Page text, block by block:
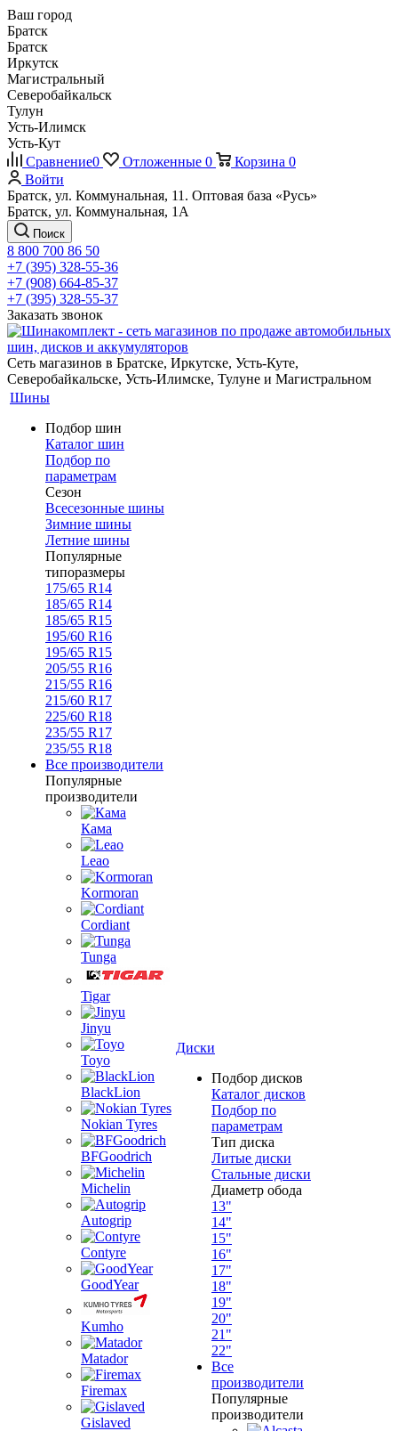
Ваш город
Братск
Братск
Иркутск
Магистральный
Северобайкальск
Тулун
Усть-Илимск
Усть-Кут
Сравнение0 Отложенные 0 Корзина 0
Войти
Братск, ул. Коммунальная, 11. Оптовая база «Русь»
Братск, ул. Коммунальная, 1А
Поиск
8 800 700 86 50
+7 (395) 328-55-36
+7 (908) 664-85-37
+7 (395) 328-55-37
Заказать звонок
Сеть магазинов в Братске, Иркутске, Усть-Куте,
Северобайкальске, Усть-Илимске, Тулуне и Магистральном
Шины
Подбор шин
Каталог шин
Подбор по
параметрам
Сезон
Всесезонные шины
Зимние шины
Летние шины
Популярные
типоразмеры
175/65 R14
185/65 R14
185/65 R15
195/60 R16
195/65 R15
205/55 R16
215/55 R16
215/60 R17
225/60 R18
235/55 R17
235/55 R18
Все производители
Популярные
производители
Кама
Leao
Kormoran
Cordiant
Tunga
Tigar
Jinyu
Toyo
BlackLion
Nokian Tyres
BFGoodrich
Michelin
Autogrip
Contyre
GoodYear
Kumho
Matador
Firemax
Gislaved
Диски
Подбор дисков
Каталог дисков
Подбор по
параметрам
Тип диска
Литые диски
Стальные диски
Диаметр обода
13"
14"
15"
16"
17"
18"
19"
20"
21"
22"
Все
производители
Популярные
производители